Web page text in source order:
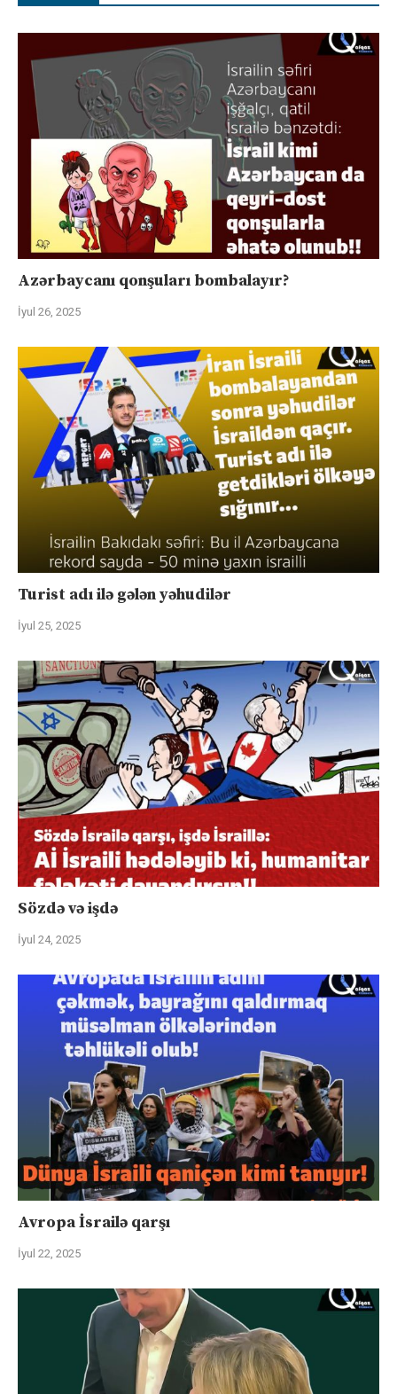
Azərbaycanı qonşuları bombalayır?
İyul 26, 2025
Turist adı ilə gələn yəhudilər
İyul 25, 2025
Sözdə və işdə
İyul 24, 2025
Avropa İsrailə qarşı
İyul 22, 2025